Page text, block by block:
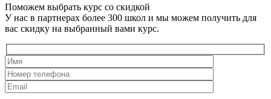
Поможем выбрать курс со скидкой
У нас в партнерах более 300 школ и мы можем получить для
вас скидку на выбранный вами курс.